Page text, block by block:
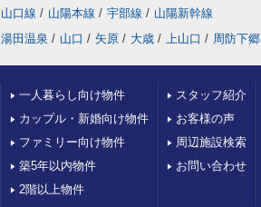
山口線 / 山陽本線 / 宇部線 / 山陽新幹線
湯田温泉 / 山口 / 矢原 / 大歳 / 上山口 / 周防下郷
一人暮らし向け物件
カップル・新婚向け物件
ファミリー向け物件
築5年以内物件
2階以上物件
スタッフ紹介
お客様の声
周辺施設検索
お問い合わせ